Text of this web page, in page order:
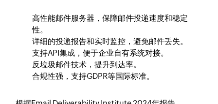
高性能邮件服务器，保障邮件投递速度和稳定
性。
详细的投递报告和实时监控，避免邮件丢失。
支持API集成，便于企业自有系统对接。
反垃圾邮件技术，提升到达率。
合规性强，支持GDPR等国际标准。